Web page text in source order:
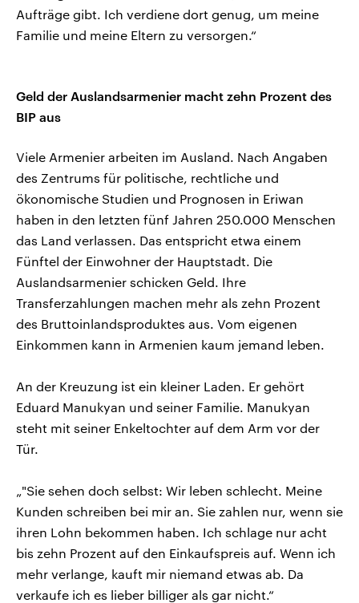
Aufträge gibt. Ich verdiene dort genug, um meine
Familie und meine Eltern zu versorgen.“
Geld der Auslandsarmenier macht zehn Prozent des
BIP aus
Viele Armenier arbeiten im Ausland. Nach Angaben
des Zentrums für politische, rechtliche und
ökonomische Studien und Prognosen in Eriwan
haben in den letzten fünf Jahren 250.000 Menschen
das Land verlassen. Das entspricht etwa einem
Fünftel der Einwohner der Hauptstadt. Die
Auslandsarmenier schicken Geld. Ihre
Transferzahlungen machen mehr als zehn Prozent
des Bruttoinlandsproduktes aus. Vom eigenen
Einkommen kann in Armenien kaum jemand leben.
An der Kreuzung ist ein kleiner Laden. Er gehört
Eduard Manukyan und seiner Familie. Manukyan
steht mit seiner Enkeltochter auf dem Arm vor der
Tür.
„"Sie sehen doch selbst: Wir leben schlecht. Meine
Kunden schreiben bei mir an. Sie zahlen nur, wenn sie
ihren Lohn bekommen haben. Ich schlage nur acht
bis zehn Prozent auf den Einkaufspreis auf. Wenn ich
mehr verlange, kauft mir niemand etwas ab. Da
verkaufe ich es lieber billiger als gar nicht.“